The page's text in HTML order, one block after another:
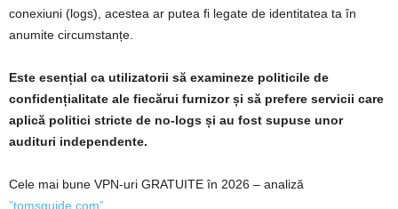
conexiuni (logs), acestea ar putea fi legate de identitatea ta în
anumite circumstanțe.
Este esențial ca utilizatorii să examineze politicile de
confidențialitate ale fiecărui furnizor și să prefere servicii care
aplică politici stricte de no‑logs și au fost supuse unor
audituri independente.
Cele mai bune VPN‑uri GRATUITE în 2026 – analiză
”tomsguide.com”